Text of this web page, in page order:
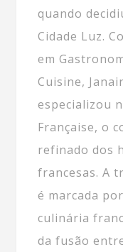
quando
Cidade Luz.
em
Cuisine,
especializou
Française, o
refinado dos
francesas. A
é marcada
culinária
da fusão